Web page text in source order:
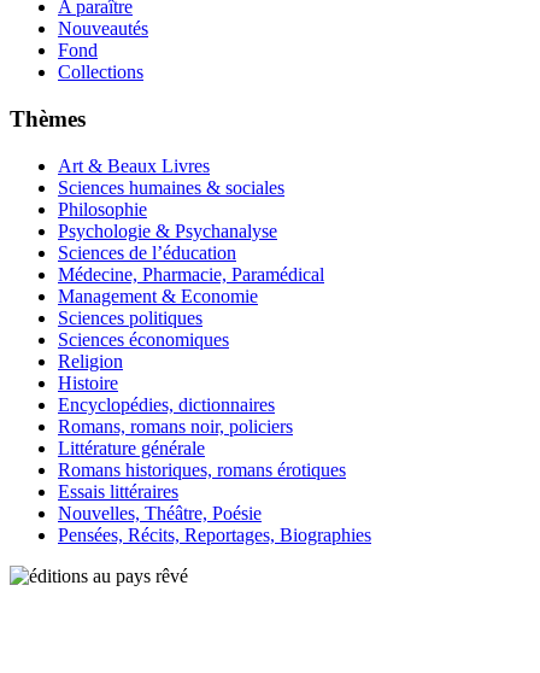
A paraître
Nouveautés
Fond
Collections
Thèmes
Art & Beaux Livres
Sciences humaines & sociales
Philosophie
Psychologie & Psychanalyse
Sciences de l’éducation
Médecine, Pharmacie, Paramédical
Management & Economie
Sciences politiques
Sciences économiques
Religion
Histoire
Encyclopédies, dictionnaires
Romans, romans noir, policiers
Littérature générale
Romans historiques, romans érotiques
Essais littéraires
Nouvelles, Théâtre, Poésie
Pensées, Récits, Reportages, Biographies